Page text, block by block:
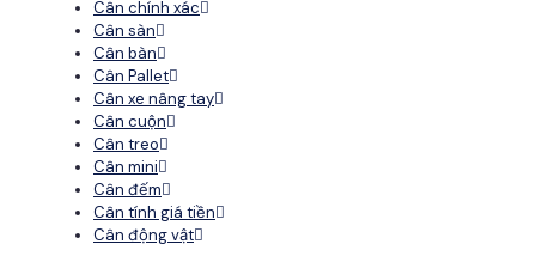
Cân chính xác
Cân sàn
Cân bàn
Cân Pallet
Cân xe nâng tay
Cân cuộn
Cân treo
Cân mini
Cân đếm
Cân tính giá tiền
Cân động vật